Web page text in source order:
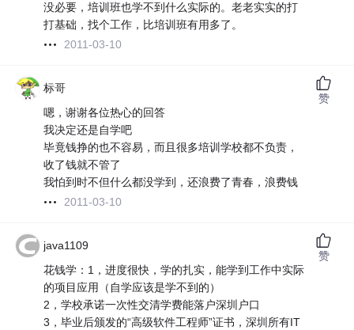
没必要，培训班也学不到什么实际的。老老实实的打
打基础，找个工作，比培训班有用多了。
2011-03-10
标哥
嗯，谢谢各位热心的回答
我决定还是自学吧
毕竟钱挣的也不容易，而且很多培训学校都不负责，
收了钱就不管了
我怕到时不但什么都没学到，还浪费了青春，浪费钱
2011-03-10
赞
java1109
花钱学：1，进度很快，学的扎实，能学到工作中实际
的项目应用（自学应该是学不到的）
2，学校承诺一次性交清学费能落户深圳户口
3，毕业后颁发的“高级软件工程师”证书，深圳所有IT
赞